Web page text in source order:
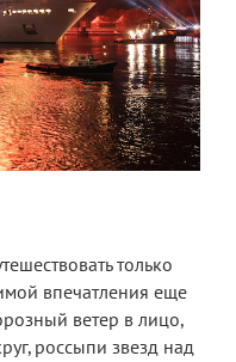
только
впечатления еще
ветер в лицо,
россыпи звезд над